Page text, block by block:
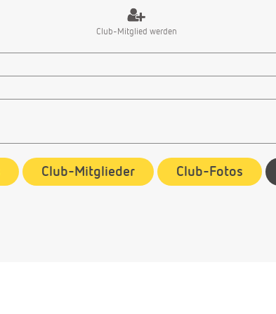
Club-Mitglied werden
Club-Mitglieder Club-Fotos